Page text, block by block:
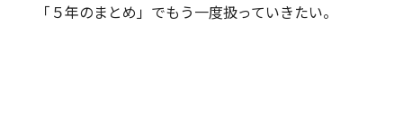
「５年のまとめ」でもう一度扱っていきたい。